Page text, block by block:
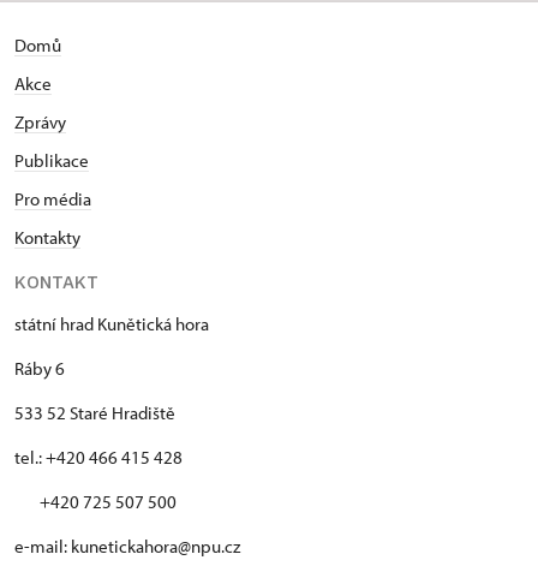
Domů
Akce
Zprávy
Publikace
Pro média
Kontakty
KONTAKT
státní hrad Kunětická hora
Ráby 6
533 52 Staré Hradiště
tel.: +420 466 415 428
+420 725 507 500
e-mail: kunetickahora@npu.cz